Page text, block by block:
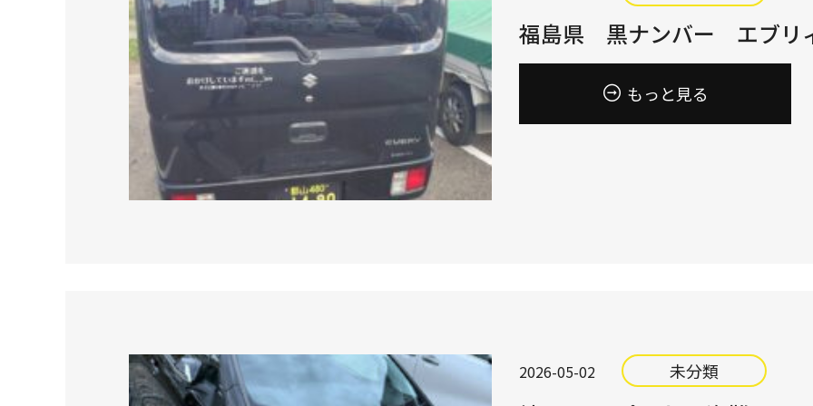
福島県 黒ナンバー エブリ
もっと見る
2026-05-02 未分類